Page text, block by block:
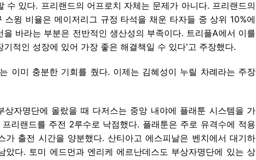
수 있다. 프리랜드의 어프로치 자체는 문제가 아니다. 프리랜드의
스윙 비율은 메이저리그 규정 타석을 채운 타자들 중 상위 10%에
을 바라는 부분은 전반적인 생산성의 부족이다. 트리플A에서 이를
기적인 성장에 있어 가장 좋은 해결책일 수 있다'고 주장했다.
이미 충분한 기회를 줬다. 이제는 김혜성이 누릴 차례라는 주장
상자명단에 올랐을 때 다저스는 중앙 내야에 플래툰 시스템을 가
리랜드를 주전 2루수로 낙점했다. 플래툰은 주로 유격수에 적용
가 출전 시간을 양분했다. 산티아고 에스피날은 벤치에서 대기하
았다. 토미 에드먼과 엔리케 에르난데스도 부상자명단에 있는 상